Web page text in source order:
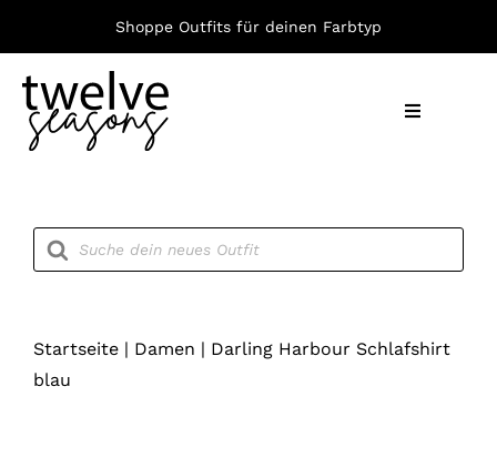
springen
Shoppe Outfits für deinen Farbtyp
Toggle
Products
search
Startseite| Damen | Darling Harbour Schlafshirt
blau